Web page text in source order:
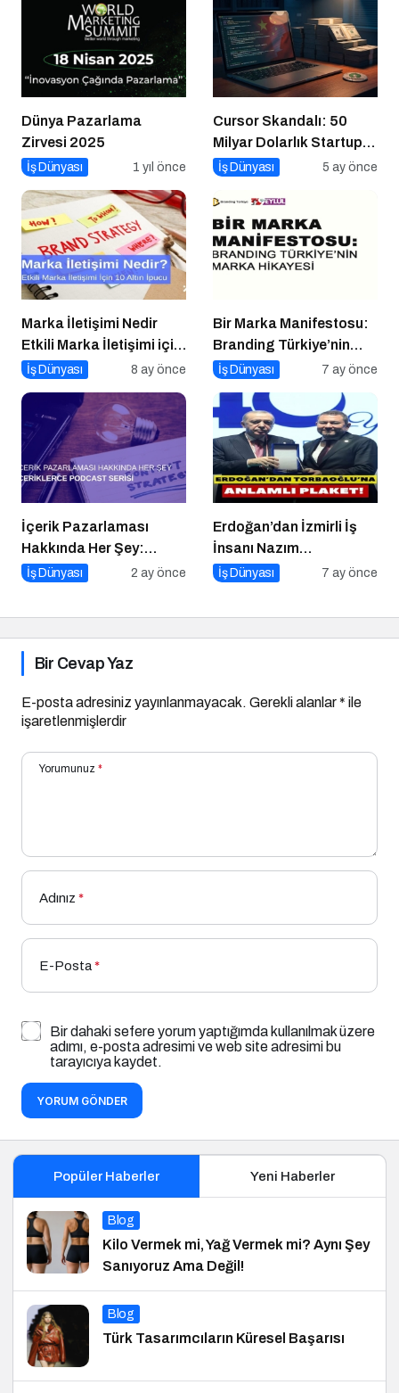
Dünya Pazarlama
Zirvesi 2025
İş Dünyası 1 yıl önce
Cursor Skandalı: 50
Milyar Dolarlık Startup
Açık Kaynağı Gizleyince
İş Dünyası 5 ay önce
Marka İletişimi Nedir
Etkili Marka İletişimi için
10 Altın Öneri
İş Dünyası 8 ay önce
Bir Marka Manifestosu:
Branding Türkiye’nin
Marka Hikayesi
İş Dünyası 7 ay önce
İçerik Pazarlaması
Hakkında Her Şey:
İçeriklerce Podcast
İş Dünyası 2 ay önce
Erdoğan’dan İzmirli İş
İnsanı Nazım
Torbaoğlu’na Anlamlı
İş Dünyası 7 ay önce
Bir Cevap Yaz
E-posta adresiniz yayınlanmayacak. Gerekli alanlar* ile
işaretlenmişlerdir
Yorumunuz *
Adınız *
E-Posta*
Bir dahaki sefere yorum yaptığımda kullanılmak üzere
adımı, e-posta adresimi ve web site adresimi bu
tarayıcıya kaydet.
YORUM GÖNDER
Popüler Haberler Yeni Haberler
Blog
Kilo Vermek mi, Yağ Vermek mi? Aynı Şey
Sanıyoruz Ama Değil!
Blog
Türk Tasarımcıların Küresel Başarısı